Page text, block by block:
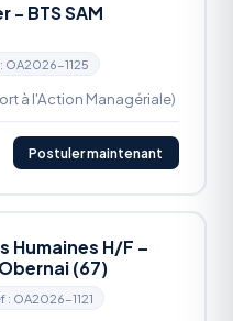
- BTS SAM
OA2026-1125
à l'Action Managériale)
Postuler maintenant
Humaines H/F –
(67)
: OA2026-1121